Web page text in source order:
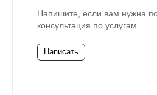
Напишите, если вам нужна
консультация по услугам.
Написать